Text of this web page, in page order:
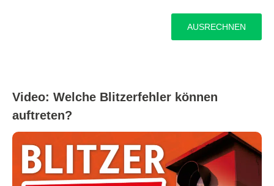
Video: Welche Blitzerfehler können
auftreten?